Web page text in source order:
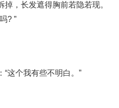
，长发遮得胸前若隐若现。
? ”
“这个我有些不明白。”